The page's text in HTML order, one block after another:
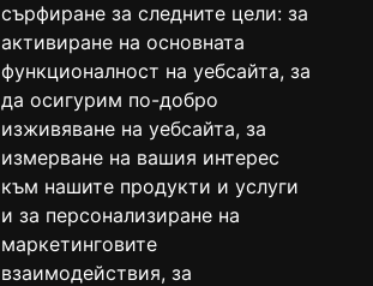
сърфиране за следните цели: за
активиране на основната
функционалност на уебсайта, за
да осигурим по-добро
изживяване на уебсайта, за
измерване на вашия интерес
към нашите продукти и услуги
и за персонализиране на
маркетинговите
взаимодействия, за